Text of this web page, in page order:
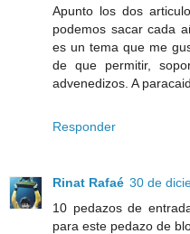
Apunto los dos
podemos sacar cada
es un tema que me
de que permitir,
advenedizos. A
Responder
Rinat Rafaé 30 de
10 pedazos de
para este pedazo de